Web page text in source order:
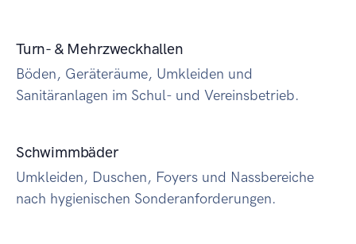
Turn- & Mehrzweckhallen
Böden, Geräteräume, Umkleiden und
Sanitäranlagen im Schul- und Vereinsbetrieb.
Schwimmbäder
Umkleiden, Duschen, Foyers und Nassbereiche
nach hygienischen Sonderanforderungen.